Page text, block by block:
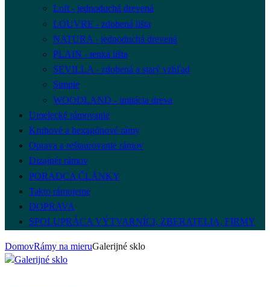
Loft - jednoduchá drevená
LOUVRE - zdobená lišta
NATURA - jednoduchá drevená
PLAIN - tenká lišta
SEVILLA - zdobená a starý vzhľad
Simple
WOODLAND - imitácia dreva
Umelecké rámovanie
Kruhové a hexagónové rámy
Oprava a reštaurovanie rámov
Dizajnér rámov
PORADCA ČLÁNKY
Takto rámujeme
DOPRAVA
SPOLUPRÁCA VÝTVARNÍCI, ZBERATELIA, FIRMY
DomovRámy na mieruGalerijné sklo